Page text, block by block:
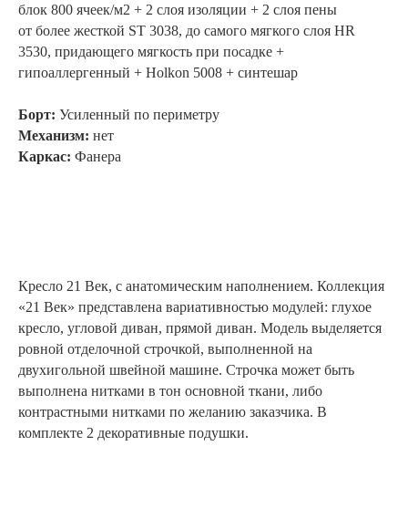
блок 800 ячеек/м2 + 2 слоя изоляции + 2 слоя пены
от более жесткой ST 3038, до самого мягкого слоя HR
3530, придающего мягкость при посадке +
гипоаллергенный + Holkon 5008 + синтешар
Борт: Усиленный по периметру
Механизм: нет
Каркас: Фанера
Кресло 21 Век, с анатомическим наполнением. Коллекция
«21 Век» представлена вариативностью модулей: глухое
кресло, угловой диван, прямой диван. Модель выделяется
ровной отделочной строчкой, выполненной на
двухигольной швейной машине. Строчка может быть
выполнена нитками в тон основной ткани, либо
контрастными нитками по желанию заказчика. В
комплекте 2 декоративные подушки.